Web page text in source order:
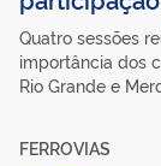
Quatro sessões
importância dos
Rio Grande e
FERROVIAS